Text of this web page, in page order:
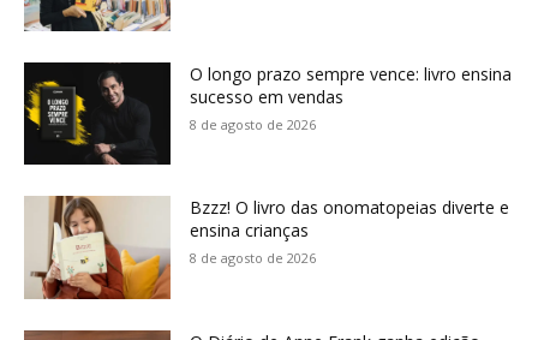
O longo prazo sempre vence: livro ensina
sucesso em vendas
8 de agosto de 2026
Bzzz! O livro das onomatopeias diverte e
ensina crianças
8 de agosto de 2026